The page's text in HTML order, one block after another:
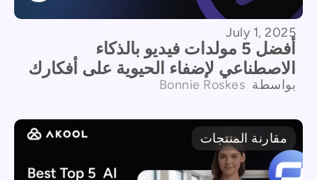
July 1, 2025
أفضل 5 مولدات فيديو بالذكاء
الاصطناعي لإضفاء الحيوية على أفكارك
بواسطة Bonnie Roskes
مقارنة المنتجات